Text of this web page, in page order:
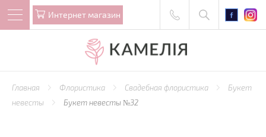
Интернет магазин
Главная Флористика Свадебная флористика
Букет
невесты
Букет невесты №32